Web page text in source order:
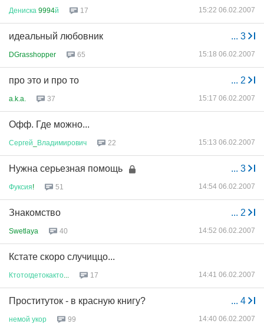
Дениска 9994й 17 15:22 06.02.2007
... 3
идеальный любовник
DGrasshopper 65 15:18 06.02.2007
... 2
про это и про то
a.k.a. 37 15:17 06.02.2007
Офф. Где можно...
Сергей Владимирович 22 15:13 06.02.2007
... 3
Нужна серьезная помощь
Фуксия! 51 14:54 06.02.2007
... 2
Знакомство
Swetlaya 40 14:52 06.02.2007
Кстате скоро случиццо...
Ктотогдетокакто 17 14:41 06.02.2007
... 4
Проституток - в красную книгу?
немой укор 99 14:40 06.02.2007